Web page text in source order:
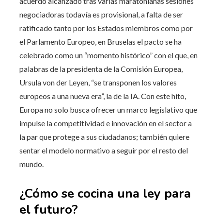
negociadoras todavía es provisional, a falta de ser
ratificado tanto por los Estados miembros como por
el Parlamento Europeo, en Bruselas el pacto se ha
celebrado como un “momento histórico” con el que, en
palabras de la presidenta de la Comisión Europea,
Ursula von der Leyen, “se transponen los valores
europeos a una nueva era”, la de la IA. Con este hito,
Europa no solo busca ofrecer un marco legislativo que
impulse la competitividad e innovación en el sector a
la par que protege a sus ciudadanos; también quiere
sentar el modelo normativo a seguir por el resto del
mundo.
¿Cómo se cocina una ley para
el futuro?